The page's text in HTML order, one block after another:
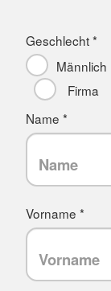
Geschlecht *
Männlich
Firma
Name *
Vorname *